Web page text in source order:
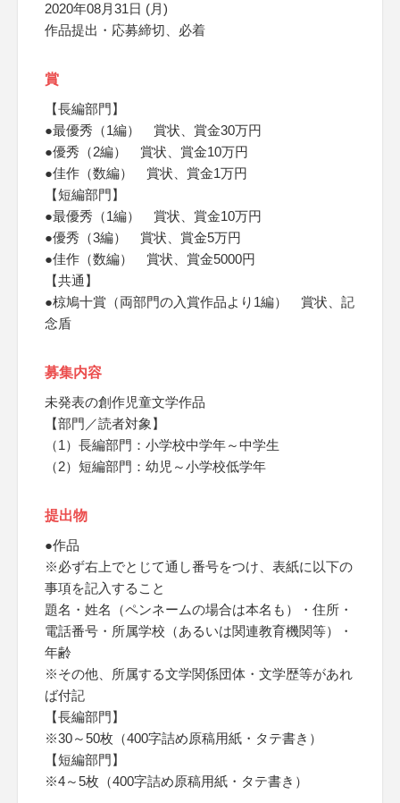
2020年08月31日 (月)
作品提出・応募締切、必着
賞
【長編部門】
●最優秀（1編） 賞状、賞金30万円
●優秀（2編） 賞状、賞金10万円
●佳作（数編） 賞状、賞金1万円
【短編部門】
●最優秀（1編） 賞状、賞金10万円
●優秀（3編） 賞状、賞金5万円
●佳作（数編） 賞状、賞金5000円
【共通】
●椋鳩十賞（両部門の入賞作品より1編） 賞状、記
念盾
募集内容
未発表の創作児童文学作品
【部門／読者対象】
（1）長編部門：小学校中学年～中学生
（2）短編部門：幼児～小学校低学年
提出物
●作品
※必ず右上でとじて通し番号をつけ、表紙に以下の
事項を記入すること
題名・姓名（ペンネームの場合は本名も）・住所・
電話番号・所属学校（あるいは関連教育機関等）・
年齢
※その他、所属する文学関係団体・文学歴等があれ
ば付記
【長編部門】
※30～50枚（400字詰め原稿用紙・タテ書き）
【短編部門】
※4～5枚（400字詰め原稿用紙・タテ書き）